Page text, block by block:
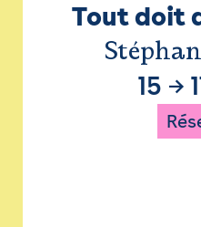
Tout doit
15 →